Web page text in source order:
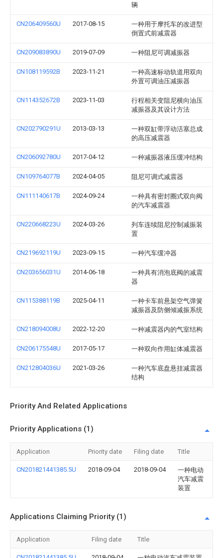
辆
CN206409560U 2017-08-15
一种用于摩托车的改进型
倒置式前减震器
CN209083890U 2019-07-09 一种阻尼可调减振器
CN108119592B 2023-11-21
一种高速标动轨道用双向
外置可调油压减振器
CN114352672B 2023-11-03
行程相关变阻尼横向油压
减振器及其设计方法
CN202790291U 2013-03-13
一种双缸带浮动活塞总成
的高压减震器
CN206092780U 2017-04-12 一种减振器液压缓冲结构
CN109764077B 2024-04-05 阻尼可调式减震器
CN111140617B 2024-09-24
一种具有密封圈式双向阀
的汽车减震器
CN220668223U 2024-03-26
列车连续阻尼控制减振装
置
CN219692119U 2023-09-15 一种汽车缓冲器
CN203656031U 2014-06-18
一种具有消泡底阀的减震
器
CN115388119B 2025-04-11
一种卡车前悬架空气弹簧
减振器及防侧倾减振系统
CN218094008U 2022-12-20 一种减震器内的气室结构
CN206175548U 2017-05-17 一种双向作用缸体减震器
CN212804036U 2021-03-26
一种汽车底盘悬挂减震器
结构
Priority And Related Applications
Priority Applications (1)
Application Priority date Filing date Title
CN201821441385.5U 2018-09-04 2018-09-04
一种电动
汽车减震
装置
Applications Claiming Priority (1)
Application Filing date Title